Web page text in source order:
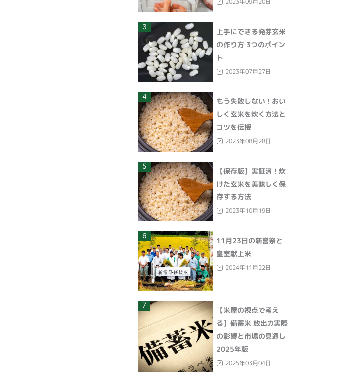
3
上手にできる発芽玄米
の作り方 3つのポイン
ト
2023年07月27日
4
もう失敗しない！おい
しく玄米を炊く方法と
コツを伝授
2023年08月28日
5
【保存版】実証済！炊
けた玄米を美味しく保
存する方法
2023年10月19日
6
11月23日の新嘗祭と
皇室献上米
2024年11月22日
7
【米屋の視点で考え
る】備蓄米 放出の実際
の影響と市場の見通し
2025年版
2025年03月04日